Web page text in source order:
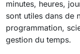
minutes, heures,
sont utiles dans de
programmation,
gestion du temps.